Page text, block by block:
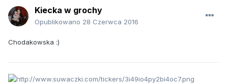
Kiecka w grochy
Opublikowano 28 Czerwca 2016
Chodakowska :)